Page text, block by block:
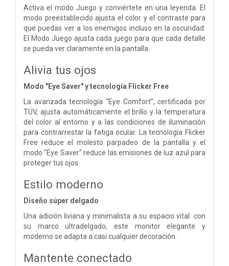
Activa el modo Juego y conviértete en una leyenda. El
modo preestablecido ajusta el color y el contraste para
que puedas ver a los enemigos incluso en la oscuridad.
El Modo Juego ajusta cada juego para que cada detalle
se pueda ver claramente en la pantalla.
Alivia tus ojos
Modo "Eye Saver" y tecnología Flicker Free
La avanzada tecnología “Eye Comfort”, certificada por
TÜV, ajusta automáticamente el brillo y la temperatura
del color al entorno y a las condiciones de iluminación
para contrarrestar la fatiga ocular. La tecnología Flicker
Free reduce el molesto parpadeo de la pantalla y el
modo "Eye Saver" reduce las emisiones de luz azul para
proteger tus ojos.
Estilo moderno
Diseño súper delgado
Una adición liviana y minimalista a su espacio vital: con
su marco ultradelgado, este monitor elegante y
moderno se adapta a casi cualquier decoración.
Mantente conectado